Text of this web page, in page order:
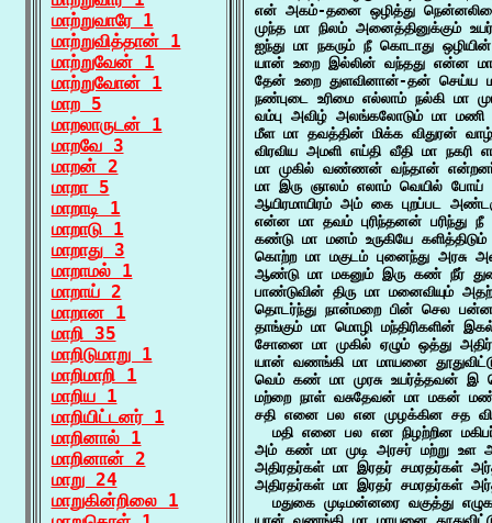
மாற்றுவாரே 1
மாற்றுவித்தான் 1
மாற்றுவேன் 1
மாற்றுவோன் 1
மாற 5
மாறலாருடன் 1
மாறவே 3
மாறன் 2
மாறா 5
மாறாடி 1
மாறாடு 1
மாறாது 3
மாறாமல் 1
மாறாய் 2
மாறான 1
மாறி 35
மாறிடுமாறு 1
மாறிமாறி 1
மாறிய 1
மாறியிட்டனர் 1
மாறினால் 1
மாறினான் 2
மாறு 24
மாறுகின்றிலை 1
என் அகம்-தனை ஒழித்து
முந்த மா நிலம் அனைத்தினுக்கும்
ஐந்து மா நகரும் நீ கொடாது
யான் உறை இல்லின் வந்தது என்ன
தேன் உறை துளவினான்-தன் செய்ய
நண்புடை உரிமை எல்லாம் நல்கி மா
வம்பு அவிழ் அலங்கலோடும் மா மணி
மீள மா தவத்தின் மிக்க விதுரன்
விரவிய அமளி எய்தி வீதி மா நகரி
மா முகில் வண்ணன் வந்தான்
மா இரு ஞாலம் எலாம் வெயில்
ஆயிரமாயிரம் அம் கை புறப்பட
என்ன மா தவம் புரிந்தனன் பரிந்து நீ
கண்டு மா மனம் உருகியே
கொற்ற மா மகுடம் புனைந்து அரசு
ஆண்டு மா மகனும் இரு கண் நீர்
பாண்டுவின் திரு மா மனைவியும்
தொடர்ந்து நான்மறை பின் செல
தாங்கும் மா மொழி மந்திரிகளின்
சோனை மா முகில் ஏழும் ஒத்து
யான் வணங்கி மா மாயனை
வெம் கண் மா முரசு உயர்த்தவன் இ
மற்றை நாள் வசுதேவன் மா மகன்
சதி எனை பல என முழக்கின சத
மதி எனை பல என நிழற்றின
அம் கண் மா முடி அரசர் மற்று உள
அதிரதர்கள் மா இரதர் சமரதர்கள்
அதிரதர்கள் மா இரதர் சமரதர்கள்
மதுகை முடிமன்னரை வகுத்து